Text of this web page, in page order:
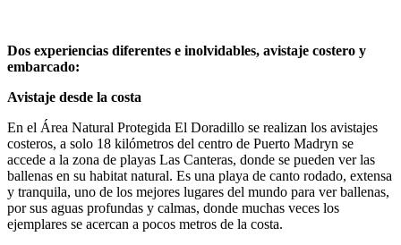
Dos experiencias diferentes e inolvidables, avistaje costero y
embarcado:
Avistaje desde la costa
En el Área Natural Protegida El Doradillo se realizan los avistajes
costeros, a solo 18 kilómetros del centro de Puerto Madryn se
accede a la zona de playas Las Canteras, donde se pueden ver las
ballenas en su habitat natural. Es una playa de canto rodado, extensa
y tranquila, uno de los mejores lugares del mundo para ver ballenas,
por sus aguas profundas y calmas, donde muchas veces los
ejemplares se acercan a pocos metros de la costa.